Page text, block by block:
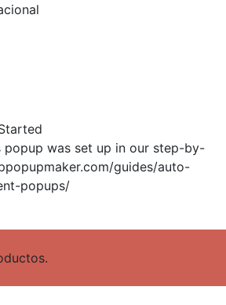
popup was set up in our step-by-
guides/auto-
popups/